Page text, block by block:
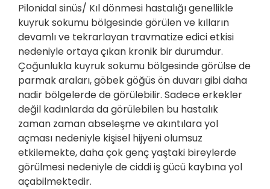
Pilonidal sinüs/ Kıl dönmesi hastalığı genellikle
kuyruk sokumu bölgesinde görülen ve kılların
devamlı ve tekrarlayan travmatize edici etkisi
nedeniyle ortaya çıkan kronik bir durumdur.
Çoğunlukla kuyruk sokumu bölgesinde görülse de
parmak araları, göbek göğüs ön duvarı gibi daha
nadir bölgelerde de görülebilir. Sadece erkekler
değil kadınlarda da görülebilen bu hastalık
zaman zaman abseleşme ve akıntılara yol
açması nedeniyle kişisel hijyeni olumsuz
etkilemekte, daha çok genç yaştaki bireylerde
görülmesi nedeniyle de ciddi iş gücü kaybına yol
açabilmektedir.